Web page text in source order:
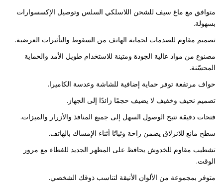
متوافق مع ماغ سيف للشحن اللاسلكي السلس وتوصيل الإكسسوارات
بسهولة.
تصميم مقاوم للصدمات لحماية الهاتف من السقوط والتأثيرات العرضية.
مصنوع من مواد عالية الجودة ومتينة للاستخدام طويل الأمد والحماية
المحسّنة.
حواف مرتفعة توفر حماية إضافية للشاشة وعدسة الكاميرا.
تصميم نحيف وخفيف لا يضيف حجمًا زائدًا إلى الجهاز.
فتحات دقيقة تتيح الوصول السهل إلى جميع المنافذ والأزرار والميزات.
سطح مانع للانزلاق يضمن راحة وثباتًا أثناء الإمساك بالهاتف.
تشطيب مقاوم للخدوش يحافظ على المظهر الجديد للغطاء مع مرور
الوقت.
متوفر بمجموعة من الألوان الأنيقة لتناسب ذوقك الشخصي.